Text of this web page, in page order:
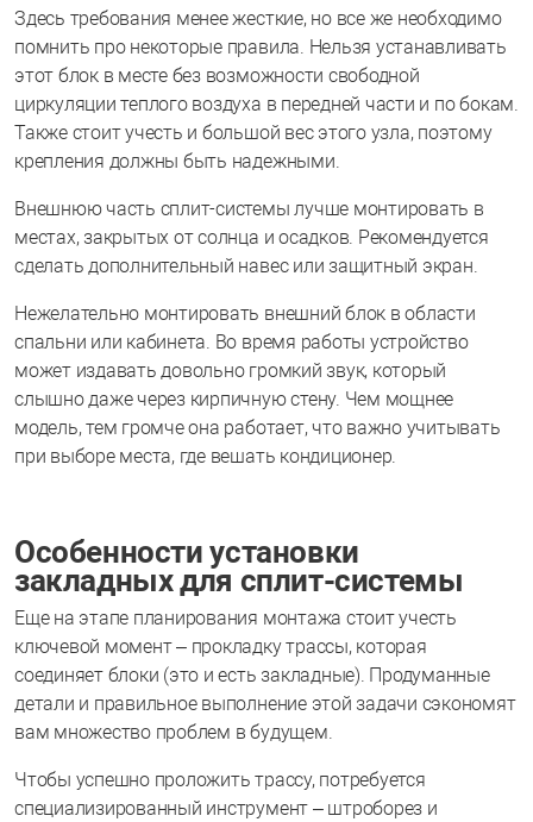
Здесь требования менее жесткие, но все же необходимо
помнить про некоторые правила. Нельзя устанавливать
этот блок в месте без возможности свободной
циркуляции теплого воздуха в передней части и по бокам.
Также стоит учесть и большой вес этого узла, поэтому
крепления должны быть надежными.
Внешнюю часть сплит-системы лучше монтировать в
местах, закрытых от солнца и осадков. Рекомендуется
сделать дополнительный навес или защитный экран.
Нежелательно монтировать внешний блок в области
спальни или кабинета. Во время работы устройство
может издавать довольно громкий звук, который
слышно даже через кирпичную стену. Чем мощнее
модель, тем громче она работает, что важно учитывать
при выборе места, где вешать кондиционер.
Особенности установки
закладных для сплит-системы
Еще на этапе планирования монтажа стоит учесть
ключевой момент – прокладку трассы, которая
соединяет блоки (это и есть закладные). Продуманные
детали и правильное выполнение этой задачи сэкономят
вам множество проблем в будущем.
Чтобы успешно проложить трассу, потребуется
специализированный инструмент – штроборез и